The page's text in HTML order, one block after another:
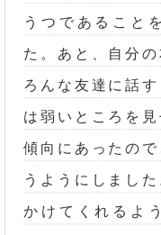
うつであること
た。あと、自分
ろんな友達に話
は弱いところを
傾向にあったの
うようにしまし
かけてくれるよ